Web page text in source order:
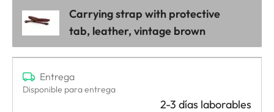
Carrying strap with protective
tab, leather, vintage brown
Entrega
Disponible para entrega
2-3 días laborables